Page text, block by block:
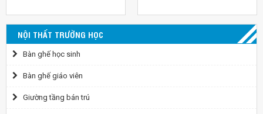
NỘI THẤT TRƯỜNG HỌC
Bàn ghế học sinh
Bàn ghế giáo viên
Giường tầng bán trú